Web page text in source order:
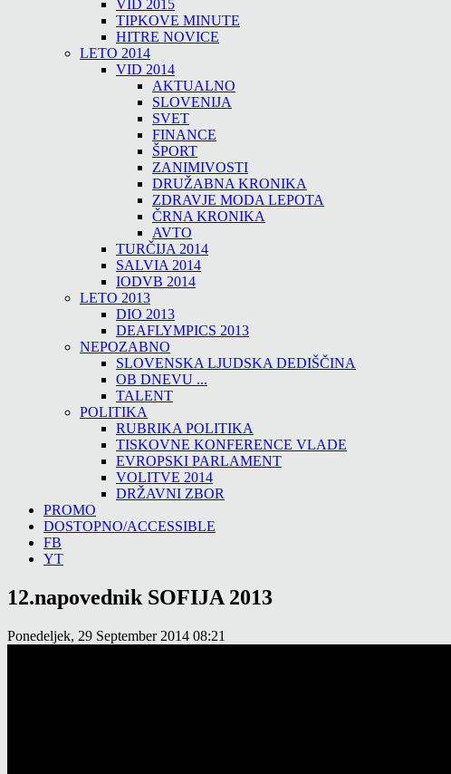
VID 2015
TIPKOVE MINUTE
HITRE NOVICE
LETO 2014
VID 2014
AKTUALNO
SLOVENIJA
SVET
FINANCE
ŠPORT
ZANIMIVOSTI
DRUŽABNA KRONIKA
ZDRAVJE MODA LEPOTA
ČRNA KRONIKA
AVTO
TURČIJA 2014
SALVIA 2014
IODVB 2014
LETO 2013
DIO 2013
DEAFLYMPICS 2013
NEPOZABNO
SLOVENSKA LJUDSKA DEDIŠČINA
OB DNEVU ...
TALENT
POLITIKA
RUBRIKA POLITIKA
TISKOVNE KONFERENCE VLADE
EVROPSKI PARLAMENT
VOLITVE 2014
DRŽAVNI ZBOR
PROMO
DOSTOPNO/ACCESSIBLE
FB
YT
12.napovednik SOFIJA 2013
Ponedeljek, 29 September 2014 08:21